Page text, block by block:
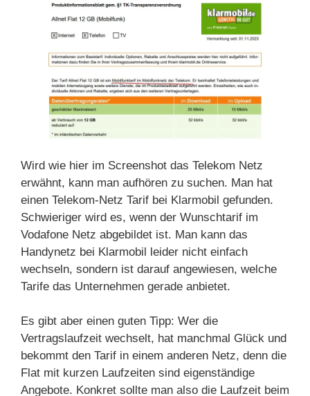
Wird wie hier im Screenshot das Telekom Netz
erwähnt, kann man aufhören zu suchen. Man hat
einen Telekom-Netz Tarif bei Klarmobil gefunden.
Schwieriger wird es, wenn der Wunschtarif im
Vodafone Netz abgebildet ist. Man kann das
Handynetz bei Klarmobil leider nicht einfach
wechseln, sondern ist darauf angewiesen, welche
Tarife das Unternehmen gerade anbietet.
Es gibt aber einen guten Tipp: Wer die
Vertragslaufzeit wechselt, hat manchmal Glück und
bekommt den Tarif in einem anderen Netz, denn die
Flat mit kurzen Laufzeiten sind eigenständige
Angebote. Konkret sollte man also die Laufzeit beim